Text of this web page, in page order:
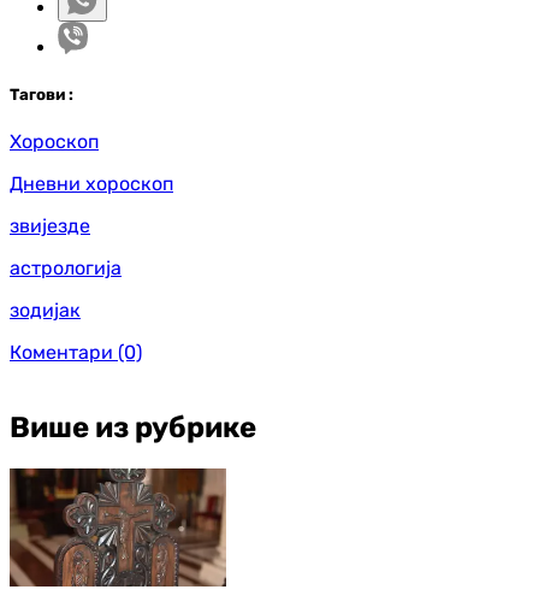
Тагови :
Хороскоп
Дневни хороскоп
звијезде
астрологија
зодијак
Коментари (0)
Више из рубрике